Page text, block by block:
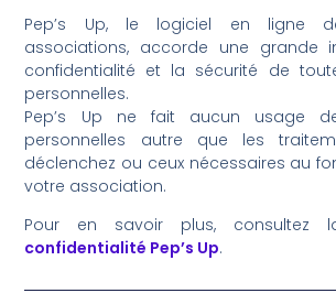
Pep’s Up, le logiciel en ligne
associations, accorde une grande
confidentialité et la sécurité de
personnelles.
Pep’s Up ne fait aucun usage
personnelles autre que les
déclenchez ou ceux nécessaires au
votre association.
Pour en savoir plus, consultez
confidentialité Pep’s Up.